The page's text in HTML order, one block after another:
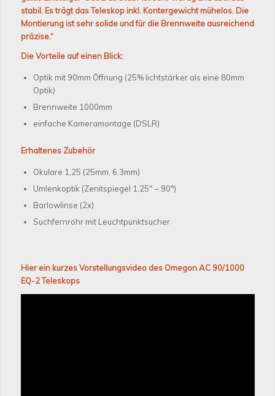
stabil. Es trägt das Teleskop inkl. Kontergewicht mühelos. Die
Montierung ist sehr solide und für die Brennweite ausreichend
präzise.“
Die Vorteile auf einen Blick:
Optik mit 90mm Öffnung (25% lichtstärker als eine 80mm
Optik)
Brennweite 1000mm
einfache Kameramontage (DSLR)
Erhaltenes Zubehör
Okulare 1,25 (25mm, 6.3mm)
Umlenkoptik (Zenitspiegel 1,25″ – 90°)
Barlowlinse (2x)
Suchfernrohr mit Leuchtpunktsucher
Hier ein kurzes Vorstellungsvideo des Omegon AC 90/1000
EQ-2 Teleskops